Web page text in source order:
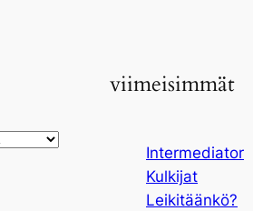
viimeisimmät
Intermediator
Kulkijat
Leikitäänkö?